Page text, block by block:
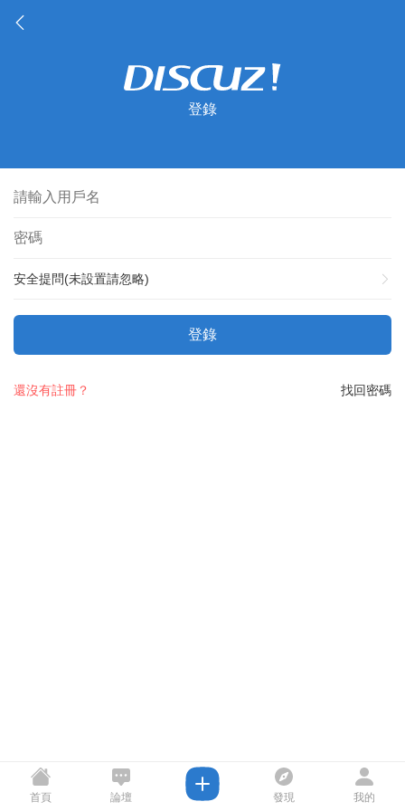
登錄
安全提問(未設置請忽略)
登錄
找回密碼
還沒有註冊？
首頁 論壇 發現 我的